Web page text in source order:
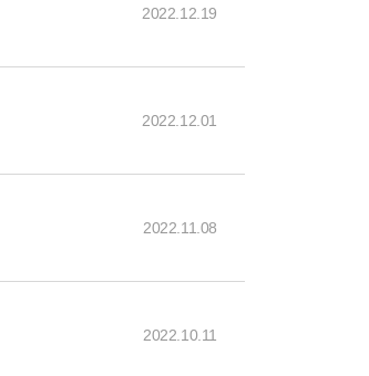
2022.12.19
2022.12.01
2022.11.08
2022.10.11